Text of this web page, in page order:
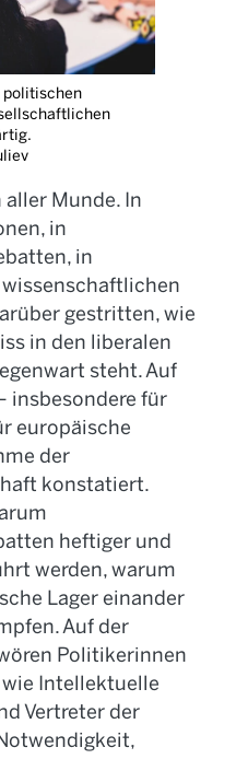
politischen
Munde. In
in
in
gestritten, wie
in den liberalen
steht. Auf
insbesondere für
europäische
der
konstatiert.
heftiger und
werden, warum
Lager einander
Auf der
Politikerinnen
Intellektuelle
Vertreter der